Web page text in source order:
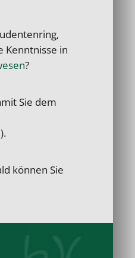
Kenntnisse in
?
Sie dem
können Sie